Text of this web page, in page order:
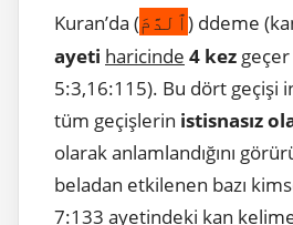
Kuran’da (ٱلدَّمَ) ddeme
ayeti haricinde 4 kez
5:3,16:115). Bu dört geçişi
tüm geçişlerin istisnasız
olarak anlamlandığını
beladan etkilenen bazı
7:133 ayetindeki kan